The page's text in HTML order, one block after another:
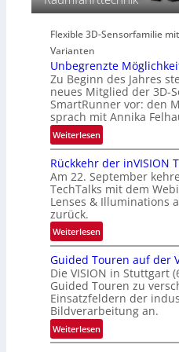
r
i
-
B
-
R
u
n
d
e
e
i
o
n
t
l
N
e
w
s
‘
Flexible 3D-Sensorfamilie
Varianten
Unbegrenzte
Zu Beginn des Jahres
neues Mitglied der 3D-
SmartRunner vor: den
sprach mit Annika
Weiterlesen:
U
n
b
e
g
r
e
z
t
e
M
ö
g
Rückkehr der inVISION
Am 22. September
TechTalks mit dem
Lenses & Illuminations
zurück.
Weiterlesen:
R
ü
c
k
k
e
h
Guided Touren auf der
Die VISION in Stuttgart
Guided Touren zu
Einsatzfeldern der
Bildverarbeitung an.
Weiterlesen:
G